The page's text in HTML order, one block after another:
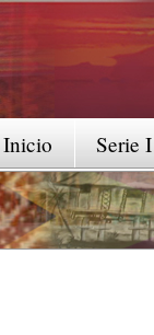
Serie I
Inicio